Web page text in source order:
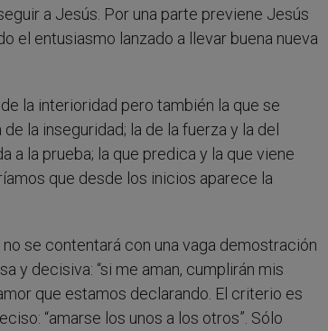
a Jesús. Por una parte previene Jesús
el entusiasmo lanzado a llevar buena nueva
la interioridad pero también la que se
la inseguridad; la de la fuerza y la del
a la prueba; la que predica y la que viene
que desde los inicios aparece la
se contentará con una vaga demostración
y decisiva: “si me aman, cumplirán mis
que estamos declarando. El criterio es
“amarse los unos a los otros”. Sólo